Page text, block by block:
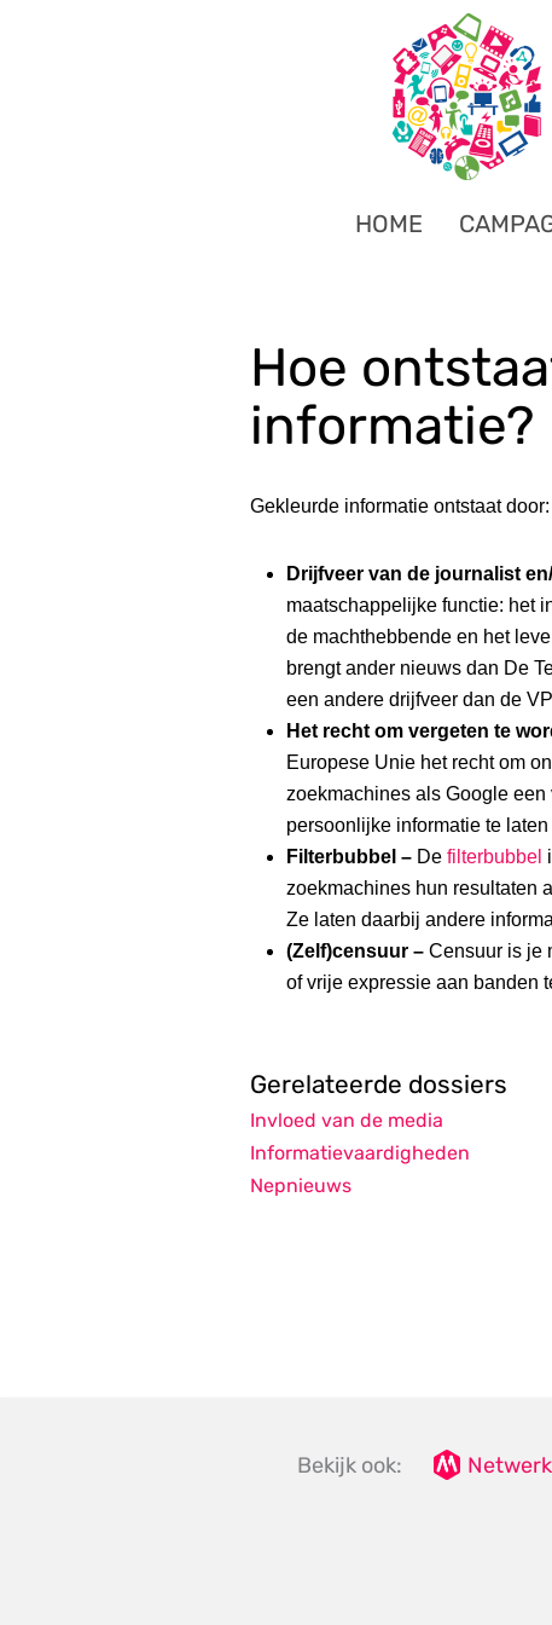
HOME
Hoe
informatie?
Gekleurde informatie ontstaat door:
Drijfveer van de journalist
maatschappelijke functie: het
de machthebbende en het
brengt ander nieuws dan De
een andere drijfveer dan de
Het recht om vergeten te
Europese Unie het recht om
zoekmachines als Google
persoonlijke informatie te
Filterbubbel – De filterbubbel
zoekmachines hun resultaten
Ze laten daarbij andere
(Zelf)censuur – Censuur is je
of vrije expressie aan banden
Gerelateerde dossiers
Invloed van de media
Informatievaardigheden
Nepnieuws
Bekijk ook: